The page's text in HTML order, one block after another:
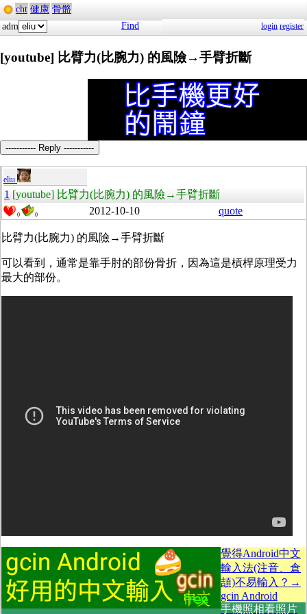
cht 健康 骨骼
adm
Find login register
[youtube] 比臂力(比腕力) 的風險→手臂折斷
----------- Reply -----------
eliu
1 [youtube] 比臂力(比腕力) 的風險→手臂折斷
0 0 2012-10-10 quote
比臂力(比腕力) 的風險→手臂折斷
可以看到，通常是靠手肘的部份骨折，因為這是槓桿原理受力
最大的部份。
覺得Android中文
輸入法(注音、倉
頡)不易輸入？→
gcin Android
手機照相看照片